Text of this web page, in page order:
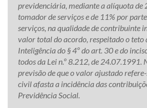
previdenciária, mediante a alíquota de
tomador de serviços e de 11% por
serviços, na qualidade de contribuinte
valor total do acordo, respeitado o teto
Inteligência do § 4º do art. 30 e do
todos da Lei n.º 8.212, de 24.07.1991.
previsão de que o valor ajustado
civil afasta a incidência das
Previdência Social.